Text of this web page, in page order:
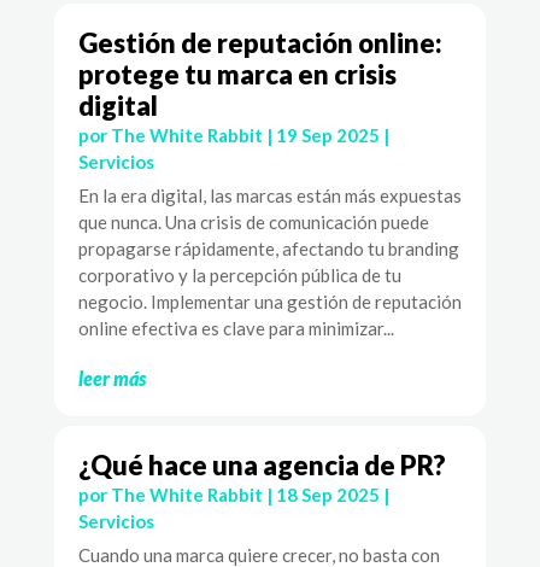
Gestión de reputación online:
protege tu marca en crisis
digital
por The White Rabbit | 19 Sep 2025 |
Servicios
En la era digital, las marcas están más expuestas
que nunca. Una crisis de comunicación puede
propagarse rápidamente, afectando tu branding
corporativo y la percepción pública de tu
negocio. Implementar una gestión de reputación
online efectiva es clave para minimizar...
leer más
¿Qué hace una agencia de PR?
por The White Rabbit | 18 Sep 2025 |
Servicios
Cuando una marca quiere crecer, no basta con